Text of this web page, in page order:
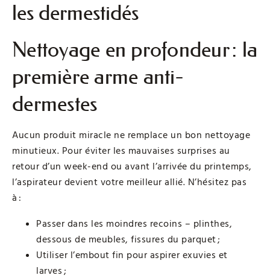
les dermestidés
Nettoyage en profondeur : la
première arme anti-
dermestes
Aucun produit miracle ne remplace un bon nettoyage
minutieux. Pour éviter les mauvaises surprises au
retour d’un week-end ou avant l’arrivée du printemps,
l’aspirateur devient votre meilleur allié. N’hésitez pas
à :
Passer dans les moindres recoins – plinthes,
dessous de meubles, fissures du parquet ;
Utiliser l’embout fin pour aspirer exuvies et
larves ;